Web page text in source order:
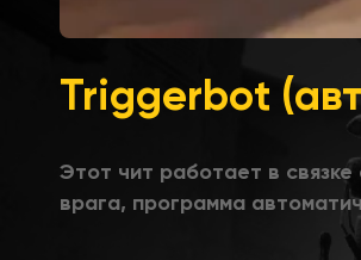
Triggerbot
Этот чит работает в
врага, программа